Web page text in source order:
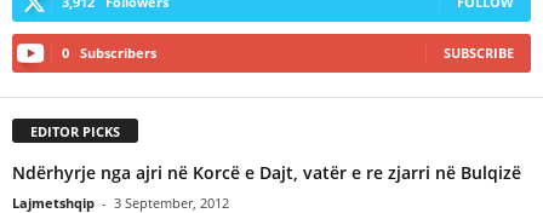
0 Subscribers SUBSCRIBE
EDITOR PICKS
Ndërhyrje nga ajri në Korcë e Dajt, vatër e re zjarri në Bulqizë
Lajmetshqip - 3 September, 2012